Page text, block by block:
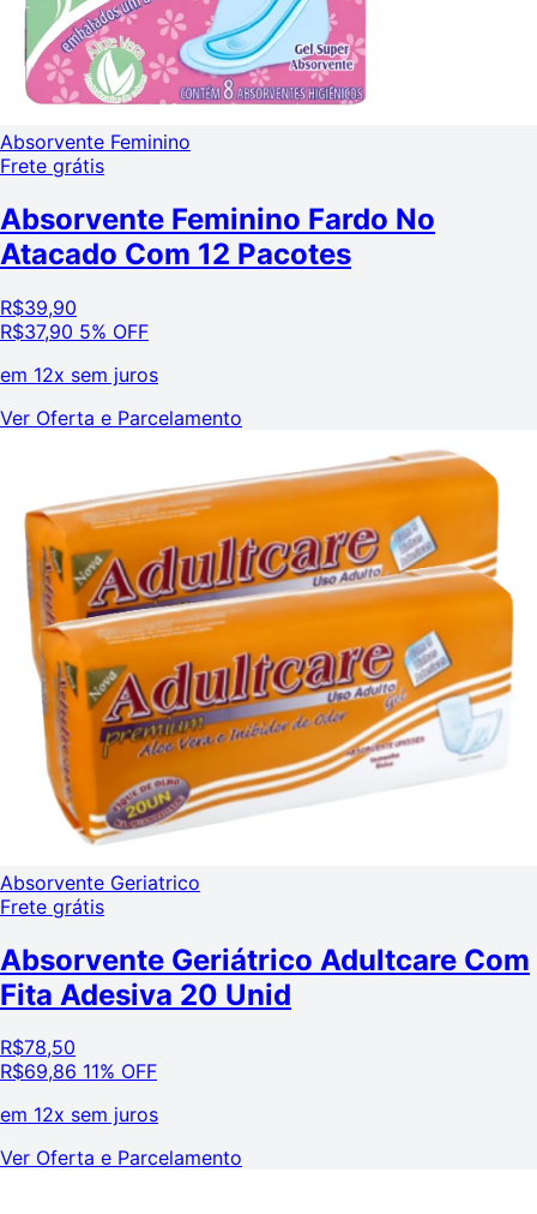
Absorvente Feminino
Frete grátis
Absorvente Feminino Fardo No
Atacado Com 12 Pacotes
R$39,90
R$37,90 5% OFF
em 12x sem juros
Ver Oferta e Parcelamento
Absorvente Geriatrico
Frete grátis
Absorvente Geriátrico Adultcare Com
Fita Adesiva 20 Unid
R$78,50
R$69,86 11% OFF
em 12x sem juros
Ver Oferta e Parcelamento